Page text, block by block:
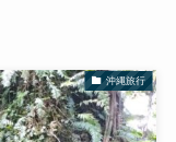
沖縄旅行